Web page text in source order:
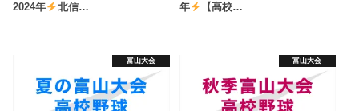
2024年
北信…
年
【高校…
富山大会 富山大会